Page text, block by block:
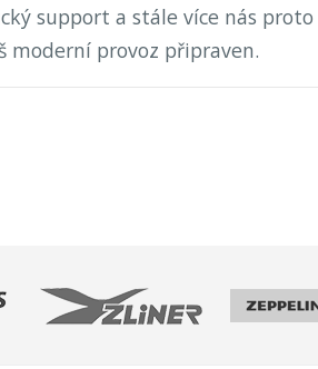
support a stále více nás
moderní provoz připraven.